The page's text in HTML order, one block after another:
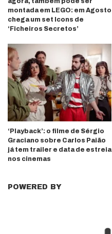
montada em LEGO: em Agosto
chega um set Icons de
‘Ficheiros Secretos’
‘Playback’: o filme de Sérgio
Graciano sobre Carlos Paião
já tem trailer e data de estreia
nos cinemas
POWERED BY